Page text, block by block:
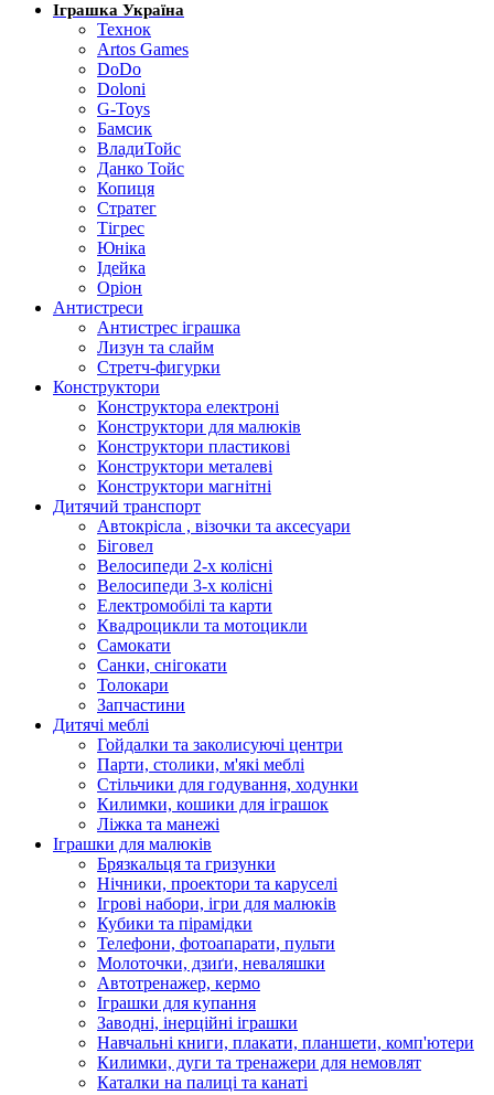
Іграшка Україна
Технок
Artos Games
DoDo
Doloni
G-Toys
Бамсик
ВладиТойс
Данко Тойс
Копиця
Стратег
Тігрес
Юніка
Ідейка
Оріон
Антистреси
Антистрес іграшка
Лизун та слайм
Стретч-фигурки
Конструктори
Конструктора електроні
Конструктори для малюків
Конструктори пластикові
Конструктори металеві
Конструктори магнітні
Дитячий транспорт
Автокрісла , візочки та аксесуари
Біговел
Велосипеди 2-х колісні
Велосипеди 3-х колісні
Електромобілі та карти
Квадроцикли та мотоцикли
Самокати
Санки, снігокати
Толокари
Запчастини
Дитячі меблі
Гойдалки та заколисуючі центри
Парти, столики, м'які меблі
Стільчики для годування, ходунки
Килимки, кошики для іграшок
Ліжка та манежі
Іграшки для малюків
Брязкальця та гризунки
Нічники, проектори та каруселі
Ігрові набори, ігри для малюків
Кубики та пірамідки
Телефони, фотоапарати, пульти
Молоточки, дзиґи, неваляшки
Автотренажер, кермо
Іграшки для купання
Заводні, інерційні іграшки
Навчальні книги, плакати, планшети, комп'ютери
Килимки, дуги та тренажери для немовлят
Каталки на палиці та канаті